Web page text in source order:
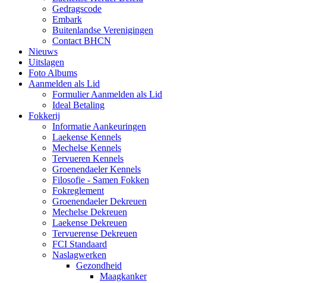
Gedragscode
Embark
Buitenlandse Verenigingen
Contact BHCN
Nieuws
Uitslagen
Foto Albums
Aanmelden als Lid
Formulier Aanmelden als Lid
Ideal Betaling
Fokkerij
Informatie Aankeuringen
Laekense Kennels
Mechelse Kennels
Tervueren Kennels
Groenendaeler Kennels
Filosofie - Samen Fokken
Fokreglement
Groenendaeler Dekreuen
Mechelse Dekreuen
Laekense Dekreuen
Tervuerense Dekreuen
FCI Standaard
Naslagwerken
Gezondheid
Maagkanker